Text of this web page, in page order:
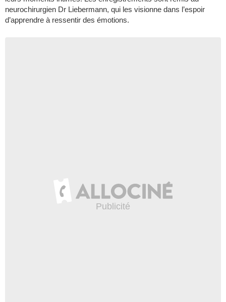
neurochirurgien Dr Liebermann, qui les visionne dans l’espoir
d’apprendre à ressentir des émotions.